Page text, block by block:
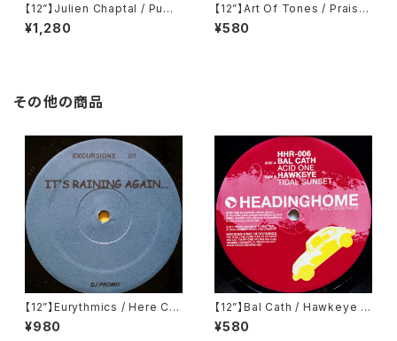
【12”】Julien Chaptal / Pump
(Remote Area) (Remote02
5)
¥1,280
【12”】Art Of Tones / Praise
(20:20 Vision) (VIS142)
¥580
その他の商品
【12”】Eurythmics / Here Co
mes The Rain Again (Excur
sions) (EB-03)
¥980
【12”】Bal Cath / Hawkeye /
El Disco Acido EP (Headin
ghome Recordings) (HHR-
¥580